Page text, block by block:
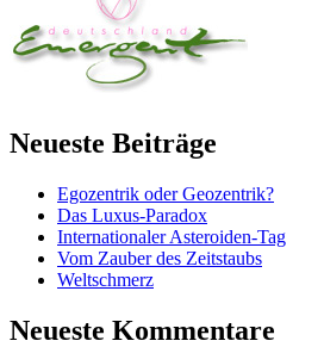
Neueste Beiträge
Egozentrik oder Geozentrik?
Das Luxus-Paradox
Internationaler Asteroiden-Tag
Vom Zauber des Zeitstaubs
Weltschmerz
Neueste Kommentare